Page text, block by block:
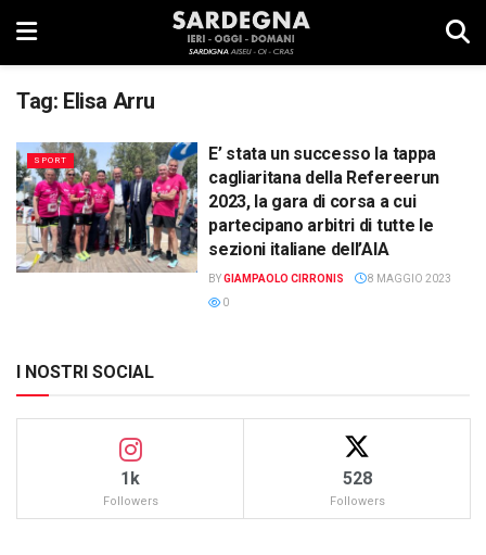
Tag: Elisa Arru
SPORT
E’ stata un successo la tappa
cagliaritana della Refereerun
2023, la gara di corsa a cui
partecipano arbitri di tutte le
sezioni italiane dell’AIA
BYGIAMPAOLO CIRRONIS
8 MAGGIO 2023
0
I NOSTRI SOCIAL
1k
Followers
528
Followers